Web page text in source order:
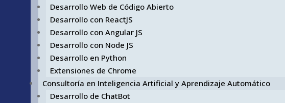
Desarrollo Web de Código Abierto
Desarrollo con ReactJS
Desarrollo con Angular JS
Desarrollo con Node JS
Desarrollo en Python
Extensiones de Chrome
Consultoría en Inteligencia Artificial y Aprendizaje Automático
Desarrollo de ChatBot